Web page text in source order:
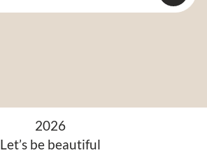
2026
Let’s be beautiful